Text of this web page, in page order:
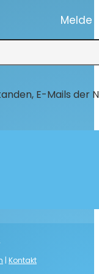
Melde
E-Mails der
| Kontakt